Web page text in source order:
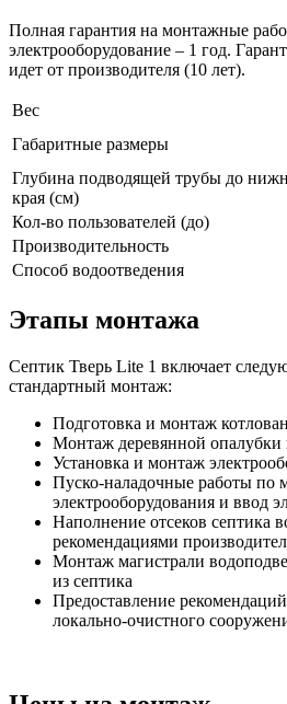
Полная гарантия на монтажные
электрооборудование – 1 год.
идет от производителя (10 лет).
Вес
Габаритные размеры
Глубина подводящей трубы до
края (см)
Кол-во пользователей (до)
Производительность
Способ водоотведения
Этапы монтажа
Септик Тверь Lite 1 включает
стандартный монтаж:
Подготовка и монтаж
Монтаж деревянной опалубки
Установка и монтаж
Пуско-наладочные работы по
электрооборудования и ввод
Наполнение отсеков септика
рекомендациями
Монтаж магистрали
из септика
Предоставление
локально-очистного